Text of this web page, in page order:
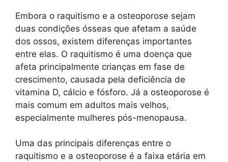
Embora o raquitismo e a osteoporose sejam
duas condições ósseas que afetam a saúde
dos ossos, existem diferenças importantes
entre elas. O raquitismo é uma doença que
afeta principalmente crianças em fase de
crescimento, causada pela deficiência de
vitamina D, cálcio e fósforo. Já a osteoporose é
mais comum em adultos mais velhos,
especialmente mulheres pós-menopausa.
Uma das principais diferenças entre o
raquitismo e a osteoporose é a faixa etária em